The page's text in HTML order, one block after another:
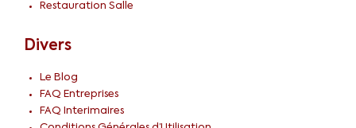
Restauration Salle
Divers
Le Blog
FAQ Entreprises
FAQ Interimaires